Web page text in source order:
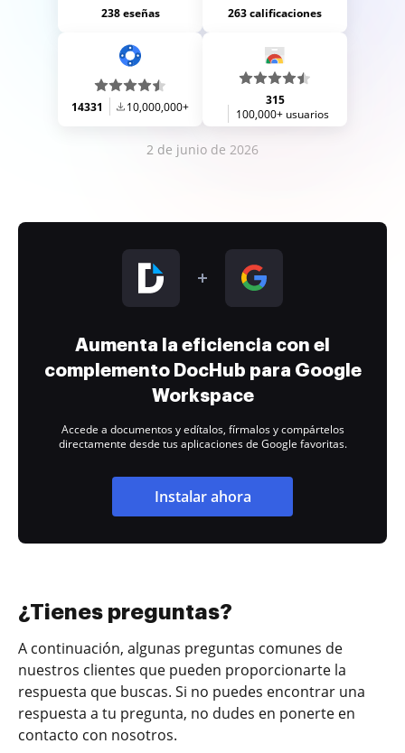
238 eseñas 263 calificaciones
14331 10,000,000+
315
100,000+ usuarios
2 de junio de 2026
Aumenta la eficiencia con el
complemento DocHub para Google
Workspace
Accede a documentos y edítalos, fírmalos y compártelos
directamente desde tus aplicaciones de Google favoritas.
Instalar ahora
¿Tienes preguntas?
A continuación, algunas preguntas comunes de
nuestros clientes que pueden proporcionarte la
respuesta que buscas. Si no puedes encontrar una
respuesta a tu pregunta, no dudes en ponerte en
contacto con nosotros.